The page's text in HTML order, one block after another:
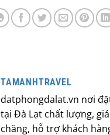
TAMANHTRAVEL
datphongdalat.vn nơi
tại Đà Lạt chất lượng,
chăng, hỗ trợ khách